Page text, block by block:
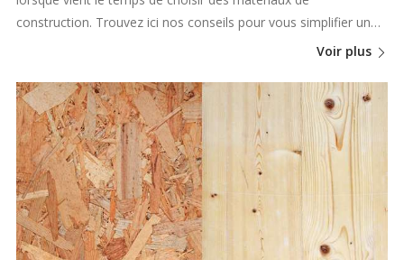
construction. Trouvez ici nos conseils pour vous simplifier un…
Voir plus